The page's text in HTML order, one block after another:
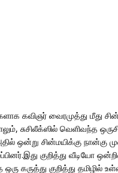
கவிஞர் வைரமுத்து மீது
சுசிலீக்ஸில் வெளிவந்த
ஒன்று சின்மயிக்கு
குறித்து வீடியோ
ஒரு கருத்து குறித்து